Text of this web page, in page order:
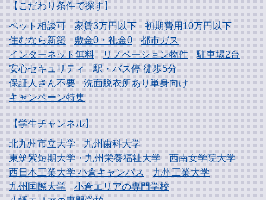
【こだわり条件で探す】
ペット相談可
家賃3万円以下
初期費用10万円以下
住むなら新築
敷金0・礼金0
都市ガス
インターネット無料
リノベーション物件
駐車場2台
安心セキュリティ
駅・バス停 徒歩5分
保証人さん不要
洗面脱衣所あり単身向け
キャンペーン特集
【学生チャンネル】
北九州市立大学
九州歯科大学
東筑紫短期大学・九州栄養福祉大学
西南女学院大学
西日本工業大学小倉キャンパス
九州工業大学
九州国際大学
小倉エリアの専門学校